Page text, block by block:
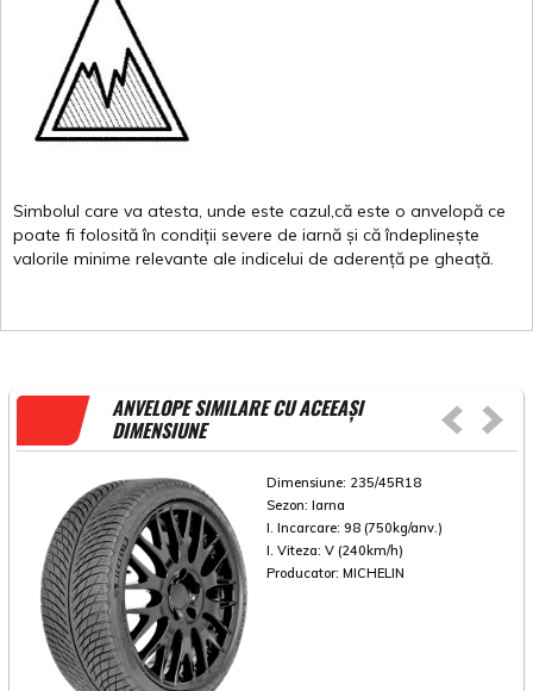
Simbolul care va atesta, unde este cazul,că este o anvelopă ce
poate fi folosită în condiții severe de iarnă și că îndeplinește
valorile minime relevante ale indicelui de aderență pe gheață.
ANVELOPE SIMILARE CU ACEEAȘI
DIMENSIUNE
Dimensiune: 235/45R18
Sezon: Iarna
I. Incarcare: 98 (750kg/anv.)
I. Viteza: V (240km/h)
Producator: MICHELIN